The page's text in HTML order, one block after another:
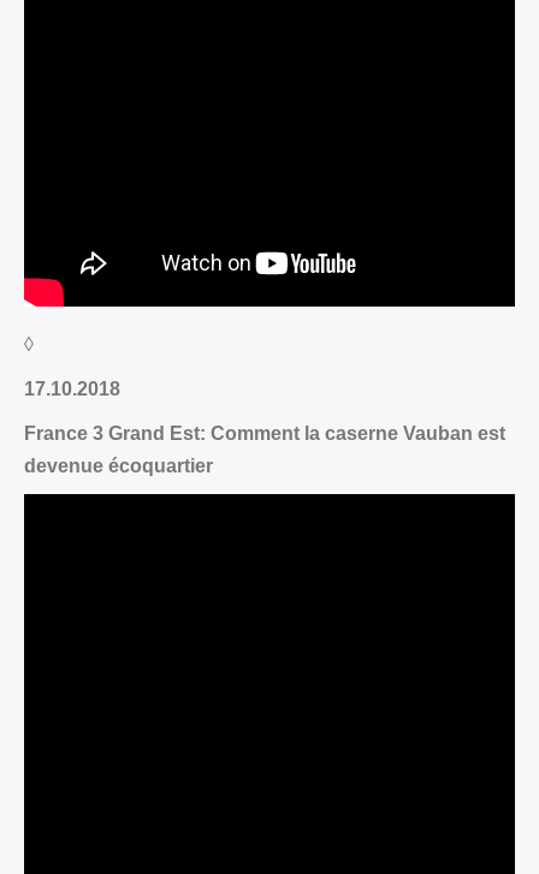
◊
17.10.2018
France 3 Grand Est: Comment la caserne Vauban est
devenue écoquartier